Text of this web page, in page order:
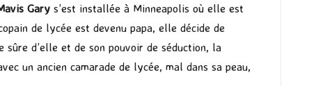
Gary s’est installée à Minneapolis où elle est
de lycée est devenu papa, elle décide de
sûre d’elle et de son pouvoir de séduction, la
un ancien camarade de lycée, mal dans sa peau,